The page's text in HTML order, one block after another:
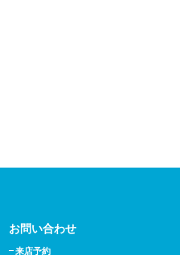
お問い合わせ
来店予約